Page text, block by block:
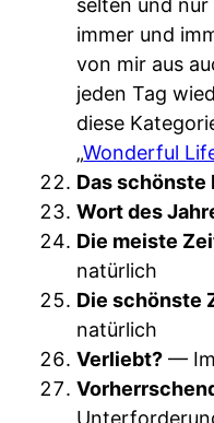
immer und
von mir aus
jeden Tag
diese
„Wonderful
Das schönste
Wort des
Die meiste
natürlich
Die schönste
natürlich
Verliebt? —